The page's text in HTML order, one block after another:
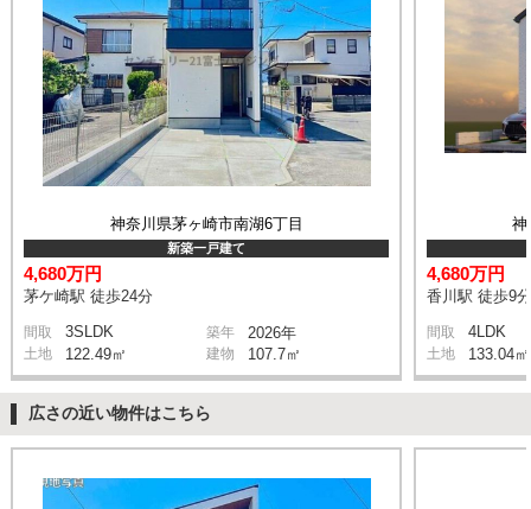
神奈川県茅ヶ崎市南湖6丁目
新築一戸建て
4,680万円
茅ケ崎駅 徒歩24分
間取 3SLDK 築年 2026年
土地 122.49㎡ 建物 107.7㎡
神
4,680万円
香川駅 徒歩9分
間取 4LDK
土地 133.04㎡
広さの近い物件はこちら